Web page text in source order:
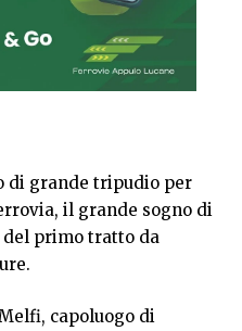
di grande tripudio per
il grande sogno di
del primo tratto da
capoluogo di